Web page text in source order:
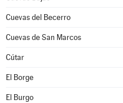
Cuevas del Becerro
Cuevas de San Marcos
Cútar
El Borge
El Burgo